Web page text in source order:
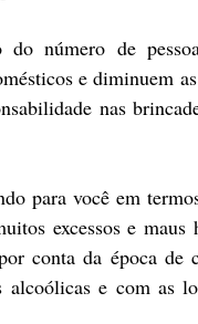
número de
e diminuem
nas
para você em
excessos e
conta da época de
alcoólicas e com as